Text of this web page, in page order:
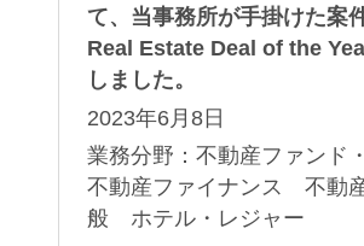
て、当事務所が手掛けた案
Real Estate Deal of the
しました。
2023年6月8日
業務分野：不動産ファンド
不動産ファイナンス 不動
般 ホテル・レジャー